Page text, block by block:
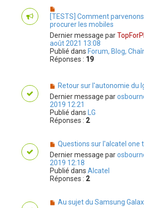
[TESTS] Comment
procurer les mobiles
Dernier message par
août 2021 13:08
Publié dans Forum, Blog,
Réponses : 19
Retour sur l'autonomie du
Dernier message par
2019 12:21
Publié dans LG
Réponses : 2
Questions sur l'alcatel one
Dernier message par
2019 12:18
Publié dans Alcatel
Réponses : 2
Au sujet du Samsung